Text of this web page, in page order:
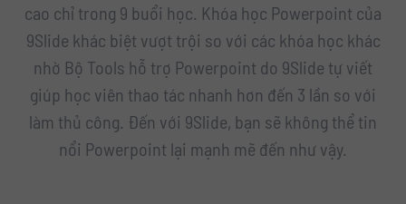
cao chỉ trong 9 buổi học. Khóa học Powerpoint của
9Slide khác biệt vượt trội so với các khóa học khác
nhờ Bộ Tools hỗ trợ Powerpoint do 9Slide tự viết
giúp học viên thao tác nhanh hơn đến 3 lần so với
làm thủ công. Đến với 9Slide, bạn sẽ không thể tin
nổi Powerpoint lại mạnh mẽ đến như vậy.